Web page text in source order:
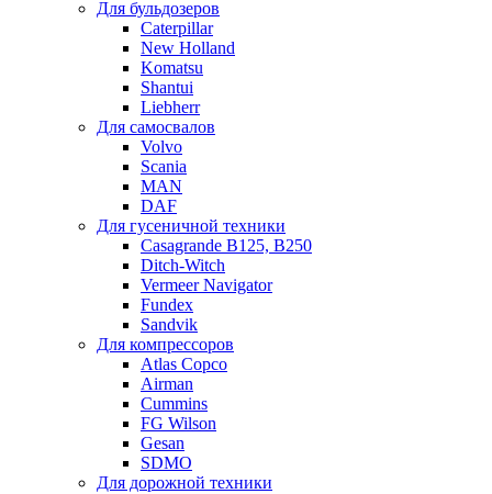
Для бульдозеров
Caterpillar
New Holland
Komatsu
Shantui
Liebherr
Для самосвалов
Volvo
Scania
MAN
DAF
Для гусеничной техники
Casagrande B125, B250
Ditch-Witch
Vermeer Navigator
Fundex
Sandvik
Для компрессоров
Atlas Copco
Airman
Cummins
FG Wilson
Gesan
SDMO
Для дорожной техники